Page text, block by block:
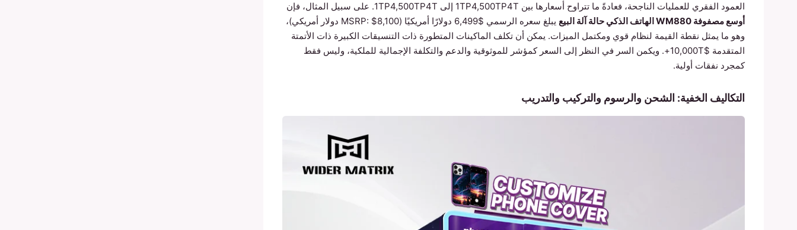
العمود الفقري للعمليات الناجحة، فعادةً ما تتراوح أسعارها بين 1TP4,500TP4T إلى 1TP4,500TP4T. على سبيل المثال، فإن
أوسع مصفوفة WM880 الهاتف الذكي حالة آلة البيع
يبلغ سعره الرسمي $6,499 دولارًا أمريكيًا (MSRP: $8,100 دولار أمريكي)،
وهو ما يمثل نقطة القيمة لنظام قوي ومكتمل الميزات. يمكن أن تكلف الماكينات المتطورة ذات التنسيقات الكبيرة ذات الأتمتة
المتقدمة $10,000T+. ويكمن السر في النظر إلى السعر كمؤشر للموثوقية والدعم والتكلفة الإجمالية للملكية، وليس فقط
كمجرد نفقات أولية.
التكاليف الخفية: الشحن والرسوم والتركيب والتدريب